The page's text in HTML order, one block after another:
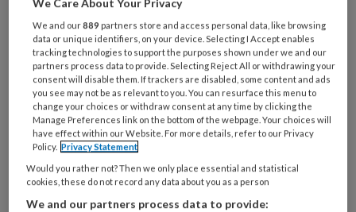
MRI's van de voet die de beschadiging laten zien (Foto: Royal Orthopaedic
Hospital)
Haar behandelaars in het Royal Orthopaedic
Hospital in Birmingham beschrijven in een
artikel inCureusde weg die deze vrouw heeft
afgelegd. En ze vragen zich af wat er uit te
We Care About Your Privacy
We and our889 partners store and access personal data, like browsing
data or unique identifiers, on your device. Selecting I Accept enables
tracking technologies to support the purposes shown under we and our
partners process data to provide. Selecting Reject All or withdrawing your
consent will disable them. If trackers are disabled, some content and ads
you see may not be as relevant to you. You can resurface this menu to
change your choices or withdraw consent at any time by clicking the
Manage Preferences link on the bottom of the webpage. Your choices will
have effect within our Website. For more details, refer to our Privacy
Policy. Privacy Statement
Would you rather not? Then we only place essential and statistical
cookies, these do not record any data about you as a person
We and our partners process data to provide: